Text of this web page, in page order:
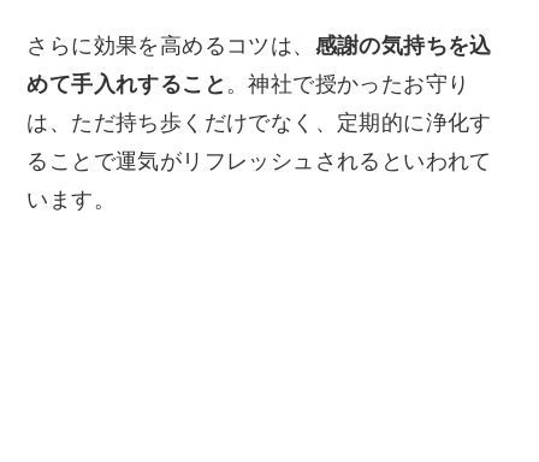
さらに効果を高めるコツは、 感謝の気持ちを込
めて手入れすること 。神社で授かったお守り
は、ただ持ち歩くだけでなく、定期的に浄化す
ることで運気がリフレッシュされるといわれて
います。